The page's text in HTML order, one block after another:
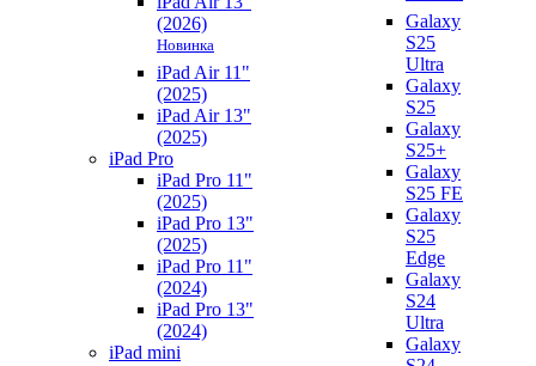
(2026)
Новинка
iPad Air 11"
(2025)
iPad Air 13"
(2025)
iPad Pro
iPad Pro 11"
(2025)
iPad Pro 13"
(2025)
iPad Pro 11"
(2024)
iPad Pro 13"
(2024)
iPad mini
Galaxy
S25
Ultra
Galaxy
S25
Galaxy
S25+
Galaxy
S25 FE
Galaxy
S25
Edge
Galaxy
S24
Ultra
Galaxy